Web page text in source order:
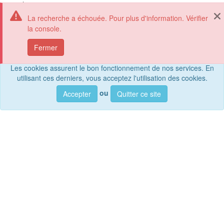
La recherche a échouée. Pour plus d'information. Vérifier
la console.
Fermer
Les cookies assurent le bon fonctionnement de nos services. En
utilisant ces derniers, vous acceptez l'utilisation des cookies.
Accepter
ou Quitter ce site
Rechercher parmijeux de données, services et cartes, ...